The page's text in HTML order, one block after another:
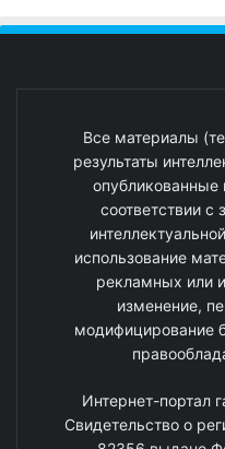
Все материалы
результаты
опубликованные
соответствии с
использование
рекламных или
изменение,
модифицирование
Интернет-портал
Свидетельство о